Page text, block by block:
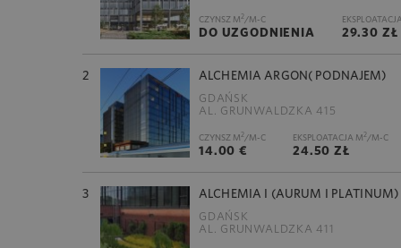
CZYNSZ M2/M-C
DO UZGODNIENIA 29.30 ZŁ
2 ALCHEMIA ARGON( PODNAJEM)
GDAŃSK
AL. GRUNWALDZKA 415
CZYNSZ M2/M-C
14.00 €
EKSPLOATACJA M2/M-C
24.50 ZŁ
3 ALCHEMIA I (AURUM I PLATINUM)
GDAŃSK
AL. GRUNWALDZKA 411